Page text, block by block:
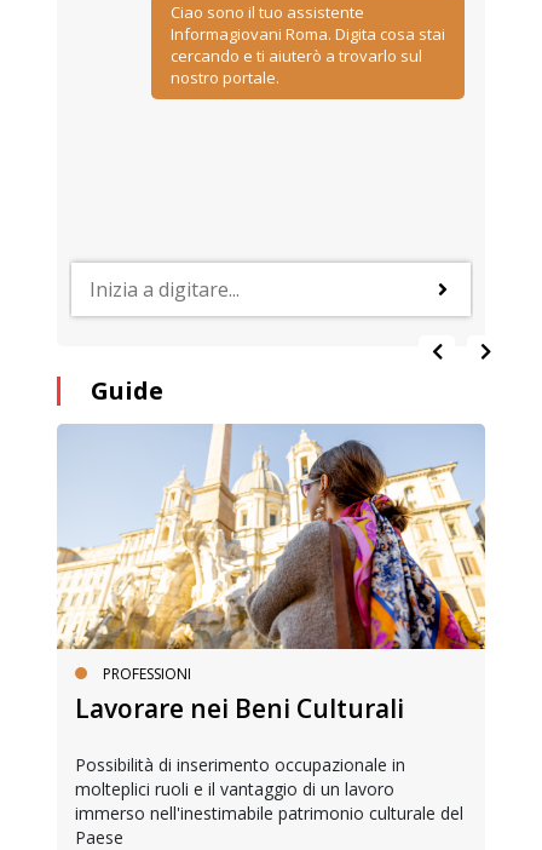
Ciao sono il tuo assistente
Informagiovani Roma. Digita cosa stai
cercando e ti aiuterò a trovarlo sul
nostro portale.
Guide
PROFESSIONI
Lavorare nei Beni Culturali
Possibilità di inserimento occupazionale in
molteplici ruoli e il vantaggio di un lavoro
immerso nell'inestimabile patrimonio culturale del
Paese